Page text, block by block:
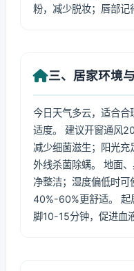
粉，减少脱妆；唇部记
三、居家环境
今日天气多云，适合合
适度。 建议开窗通风
减少细菌滋生；阳光
外线杀菌除螨。 地面
净整洁；湿度偏低时
40%-60%更舒适。 起
脚10-15分钟，促进血